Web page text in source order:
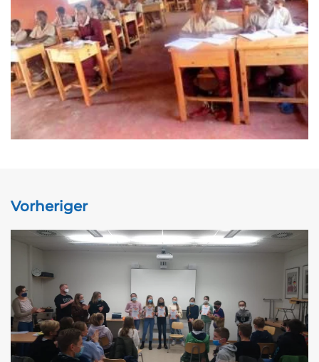
Vorheriger